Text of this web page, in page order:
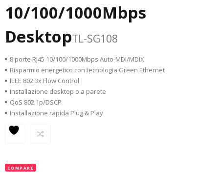
10/100/1000Mbps
DesktopTL-SG108
8 porte RJ45 10/100/1000Mbps Auto-MDI/MDIX
Risparmio energetico con tecnologia Green Ethernet
IEEE 802.3x Flow Control
Installazione desktop o a parete
QoS 802.1p/DSCP
Installazione rapida Plug & Play
COMPARE